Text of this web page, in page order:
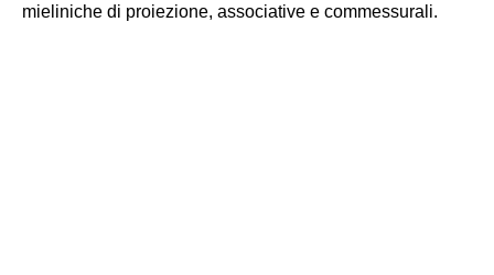
mieliniche di proiezione, associative e commessurali.